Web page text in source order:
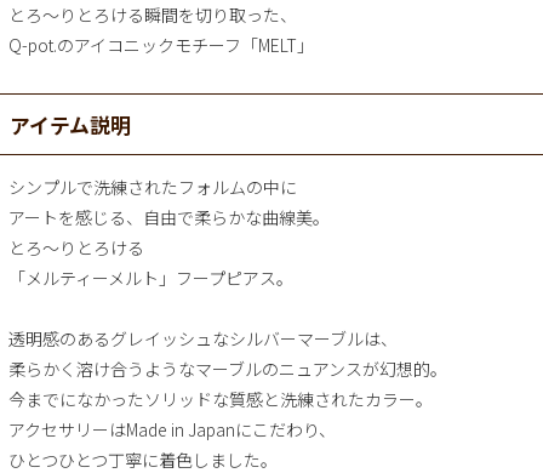
とろ～りとろける瞬間を切り取った、
Q-pot.のアイコニックモチーフ「MELT」
アイテム説明
シンプルで洗練されたフォルムの中に
アートを感じる、自由で柔らかな曲線美。
とろ～りとろける
「メルティーメルト」フープピアス。
透明感のあるグレイッシュなシルバーマーブルは、
柔らかく溶け合うようなマーブルのニュアンスが幻想的。
今までになかったソリッドな質感と洗練されたカラー。
アクセサリーはMade in Japanにこだわり、
ひとつひとつ丁寧に着色しました。